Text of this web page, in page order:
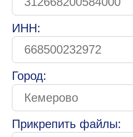
ИНН:
Город:
Прикрепить файлы: